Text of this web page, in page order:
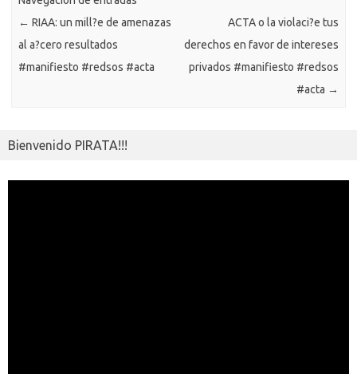
i
ti
r
← RIAA: un mill?e de amenazas
al a?cero resultados
#manifiesto #redsos #acta
ACTA o la violaci?e tus
derechos en favor de intereses
privados #manifiesto #redsos
#acta →
Bienvenido PIRATA!!!